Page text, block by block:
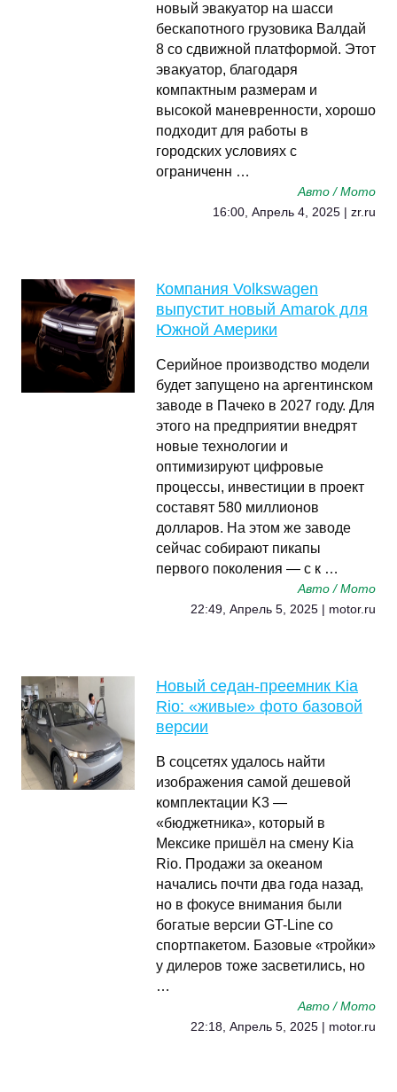
новый эвакуатор на шасси
бескапотного грузовика Валдай
8 со сдвижной платформой. Этот
эвакуатор, благодаря
компактным размерам и
высокой маневренности, хорошо
подходит для работы в
городских условиях с
ограниченн …
Авто / Мото
16:00, Апрель 4, 2025 | zr.ru
Компания Volkswagen
выпустит новый Amarok для
Южной Америки
Серийное производство модели
будет запущено на аргентинском
заводе в Пачеко в 2027 году. Для
этого на предприятии внедрят
новые технологии и
оптимизируют цифровые
процессы, инвестиции в проект
составят 580 миллионов
долларов. На этом же заводе
сейчас собирают пикапы
первого поколения — с к …
Авто / Мото
22:49, Апрель 5, 2025 | motor.ru
Новый седан-преемник Kia
Rio: «живые» фото базовой
версии
В соцсетях удалось найти
изображения самой дешевой
комплектации K3 —
«бюджетника», который в
Мексике пришёл на смену Kia
Rio. Продажи за океаном
начались почти два года назад,
но в фокусе внимания были
богатые версии GT-Line со
спортпакетом. Базовые «тройки»
у дилеров тоже засветились, но
…
Авто / Мото
22:18, Апрель 5, 2025 | motor.ru